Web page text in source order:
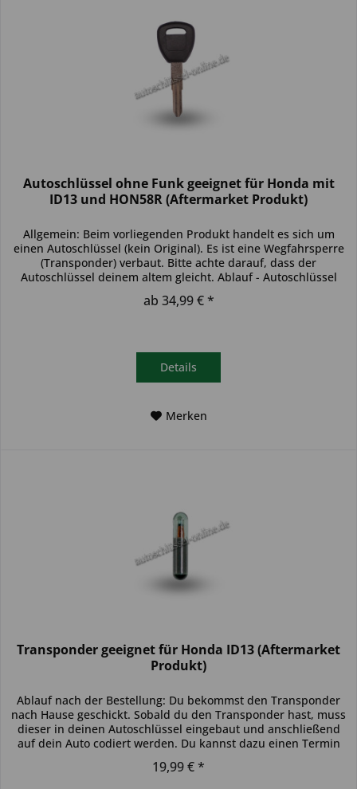
Autoschlüssel ohne Funk geeignet für Honda mit
ID13 und HON58R (Aftermarket Produkt)
Allgemein: Beim vorliegenden Produkt handelt es sich um
einen Autoschlüssel (kein Original). Es ist eine Wegfahrsperre
(Transponder) verbaut. Bitte achte darauf, dass der
Autoschlüssel deinem altem gleicht. Ablauf - Autoschlüssel
ab 34,99 € *
Details
Merken
Transponder geeignet für Honda ID13 (Aftermarket
Produkt)
Ablauf nach der Bestellung: Du bekommst den Transponder
nach Hause geschickt. Sobald du den Transponder hast, muss
dieser in deinen Autoschlüssel eingebaut und anschließend
auf dein Auto codiert werden. Du kannst dazu einen Termin
19,99 € *